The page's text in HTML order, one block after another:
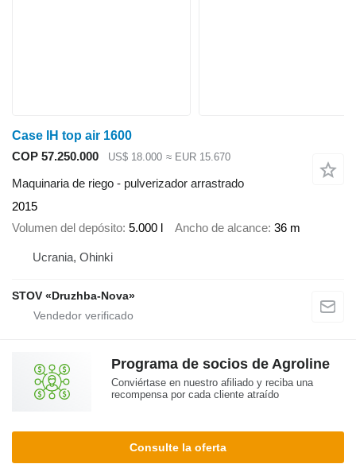
Case IH top air 1600
COP 57.250.000
US$ 18.000 ≈ EUR 15.670
Maquinaria de riego - pulverizador arrastrado
2015
Volumen del depósito 5.000 l Ancho de alcance 36 m
Ucrania, Ohinki
STOV «Druzhba-Nova»
Programa de socios de Agroline
Conviértase en nuestro afiliado y reciba una
recompensa por cada cliente atraído
Consulte la oferta